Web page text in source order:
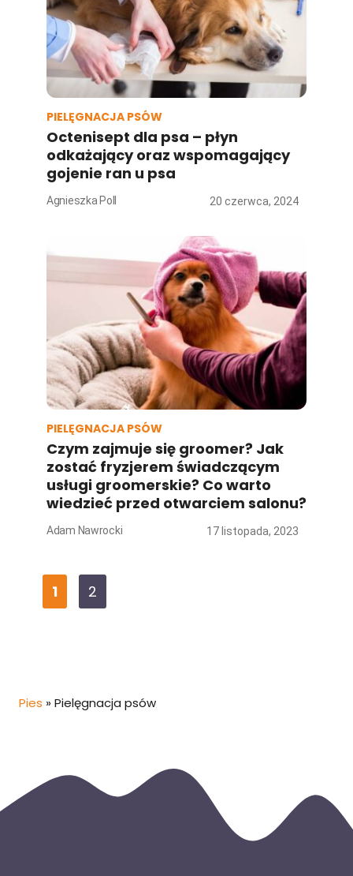
PIELĘGNACJA PSÓW
Octenisept dla psa – płyn
odkażający oraz wspomagający
gojenie ran u psa
Agnieszka Poll 20 czerwca, 2024
PIELĘGNACJA PSÓW
Czym zajmuje się groomer? Jak
zostać fryzjerem świadczącym
usługi groomerskie? Co warto
wiedzieć przed otwarciem salonu?
Adam Nawrocki 17 listopada, 2023
Page
1 Page
2
Pies » Pielęgnacja psów